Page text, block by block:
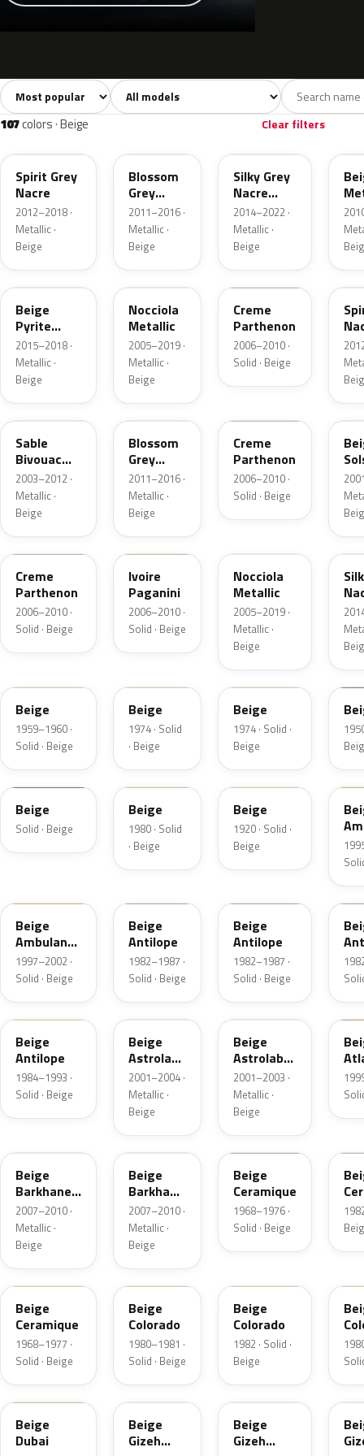
All colors1,794 White67 Grey269
Sort colors Filter by model
107colors · Beige Clear filters
KCL
Spirit Grey
Nacre
2012–2018 ·
Metallic ·
Beige
Blossom
Grey
Nacre
Metallic
2011–2016 ·
Metallic ·
Beige
Silky Grey
Nacre
Matte
2014–2022 ·
Metallic ·
Beige
M4LL
Beige
Pyrite
Nacre
Metallic
2015–2018 ·
Metallic ·
Beige
KEB
Nocciola
Metallic
2005–2019 ·
Metallic ·
Beige
KDC
Creme
Parthenon
2006–2010 ·
Solid · Beige
KDD
Sable
Bivouac
Nacre
Metallic
2003–2012 ·
Metallic ·
Beige
M3G4
Blossom
Grey
Nacre
Metallic
2011–2016 ·
Metallic ·
Beige
Creme
Parthenon
2006–2010 ·
Solid · Beige
J3P3
Creme
Parthenon
2006–2010 ·
Solid · Beige
P0J6
Ivoire
Paganini
2006–2010 ·
Solid · Beige
Nocciola
Metallic
2005–2019 ·
Metallic ·
Beige
Beige
1959–1960 ·
Solid · Beige
Beige
1974 · Solid
· Beige
1411
Beige
1974 · Solid ·
Beige
Beige
Solid · Beige
1373
Beige
1980 · Solid
· Beige
413
Beige
1920 · Solid ·
Beige
Beige
Ambulance
Allemagne
1997–2002 ·
Solid · Beige
Beige
Antilope
1982–1987 ·
Solid · Beige
Beige
Antilope
1982–1987 ·
Solid · Beige
037
Beige
Antilope
1984–1993 ·
Solid · Beige
KCF
Beige
Astrolabe
Metallic
2001–2004 ·
Metallic ·
Beige
M0F9
Beige
Astrolabe
Metallic
2001–2003 ·
Metallic ·
Beige
Beige
Barkhane
Nacre
Metallic
2007–2010 ·
Metallic ·
Beige
M0J7
Beige
Barkhane
Nacre
Metallic
2007–2010 ·
Metallic ·
Beige
1164
Beige
Ceramique
1968–1976 ·
Solid · Beige
EDK
Beige
Ceramique
1968–1977 ·
Solid · Beige
1635
Beige
Colorado
1980–1981 ·
Solid · Beige
Beige
Colorado
1982 · Solid ·
Beige
EEN
Beige
Dubai
F7M0
Beige
Gizeh
KCD
Beige
Gizeh